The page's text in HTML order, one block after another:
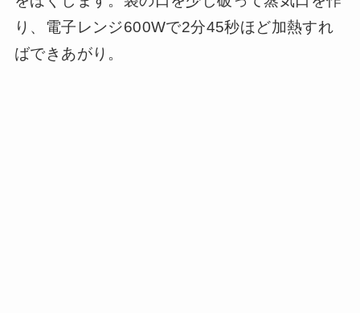
り、電子レンジ600Wで2分45秒ほど加熱すれ
ばできあがり。